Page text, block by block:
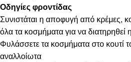
Οδηγίες φροντίδας
Συνιστάται η αποφυγή από κρέμες,
όλα τα κοσμήματα για να διατηρηθεί
Φυλάσσετε τα κοσμήματα στο κουτί
αναλλοίωτα